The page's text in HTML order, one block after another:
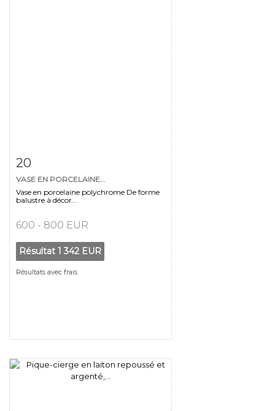
Fiche détaillée
20
VASE EN PORCELAINE...
Vase en porcelaine polychrome De forme
balustre à décor...
600 - 800 EUR
Résultat 1 342 EUR
Résultats avec frais